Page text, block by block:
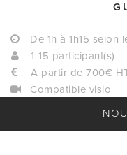
De 1h à 1h15
1-15 participant(s)
A partir de 700€
Compatible visio
Que ce soit pour
guirlande guinguette,